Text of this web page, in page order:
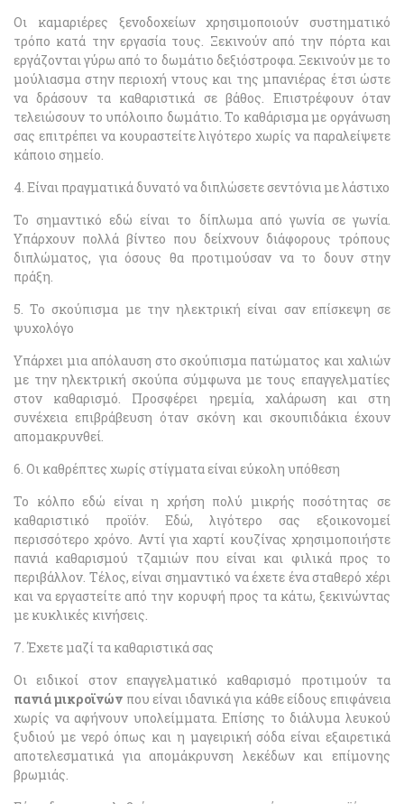
Οι καμαριέρες ξενοδοχείων χρησιμοποιούν συστηματικό
τρόπο κατά την εργασία τους. Ξεκινούν από την πόρτα και
εργάζονται γύρω από το δωμάτιο δεξιόστροφα. Ξεκινούν με το
μούλιασμα στην περιοχή ντους και της μπανιέρας έτσι ώστε
να δράσουν τα καθαριστικά σε βάθος. Επιστρέφουν όταν
τελειώσουν το υπόλοιπο δωμάτιο. Το καθάρισμα με οργάνωση
σας επιτρέπει να κουραστείτε λιγότερο χωρίς να παραλείψετε
κάποιο σημείο.
4. Είναι πραγματικά δυνατό να διπλώσετε σεντόνια με λάστιχο
Το σημαντικό εδώ είναι το δίπλωμα από γωνία σε γωνία.
Υπάρχουν πολλά βίντεο που δείχνουν διάφορους τρόπους
διπλώματος, για όσους θα προτιμούσαν να το δουν στην
πράξη.
5. Το σκούπισμα με την ηλεκτρική είναι σαν επίσκεψη σε
ψυχολόγο
Υπάρχει μια απόλαυση στο σκούπισμα πατώματος και χαλιών
με την ηλεκτρική σκούπα σύμφωνα με τους επαγγελματίες
στον καθαρισμό. Προσφέρει ηρεμία, χαλάρωση και στη
συνέχεια επιβράβευση όταν σκόνη και σκουπιδάκια έχουν
απομακρυνθεί.
6. Οι καθρέπτες χωρίς στίγματα είναι εύκολη υπόθεση
Το κόλπο εδώ είναι η χρήση πολύ μικρής ποσότητας σε
καθαριστικό προϊόν. Εδώ, λιγότερο σας εξοικονομεί
περισσότερο χρόνο. Αντί για χαρτί κουζίνας χρησιμοποιήστε
πανιά καθαρισμού τζαμιών που είναι και φιλικά προς το
περιβάλλον. Τέλος, είναι σημαντικό να έχετε ένα σταθερό χέρι
και να εργαστείτε από την κορυφή προς τα κάτω, ξεκινώντας
με κυκλικές κινήσεις.
7. Έχετε μαζί τα καθαριστικά σας
Οι ειδικοί στον επαγγελματικό καθαρισμό προτιμούν τα
πανιά μικροϊνών που είναι ιδανικά για κάθε είδους επιφάνεια
χωρίς να αφήνουν υπολείμματα. Επίσης το διάλυμα λευκού
ξυδιού με νερό όπως και η μαγειρική σόδα είναι εξαιρετικά
αποτελεσματικά για απομάκρυνση λεκέδων και επίμονης
βρωμιάς.